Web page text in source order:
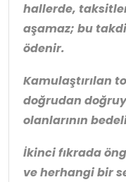
hallerde,
aşamaz; bu
ödenir.
Kamulaştırılan
doğrudan
olanlarının
İkinci fıkrada
ve herhangi bir